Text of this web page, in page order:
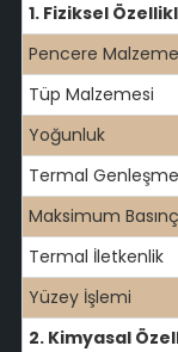
1. Fiziksel
Pencere
Tüp Malzemesi
Yoğunluk
Termal Genleşme
Maksimum Basınç
Termal İletkenlik
Yüzey İşlemi
2. Kimyasal